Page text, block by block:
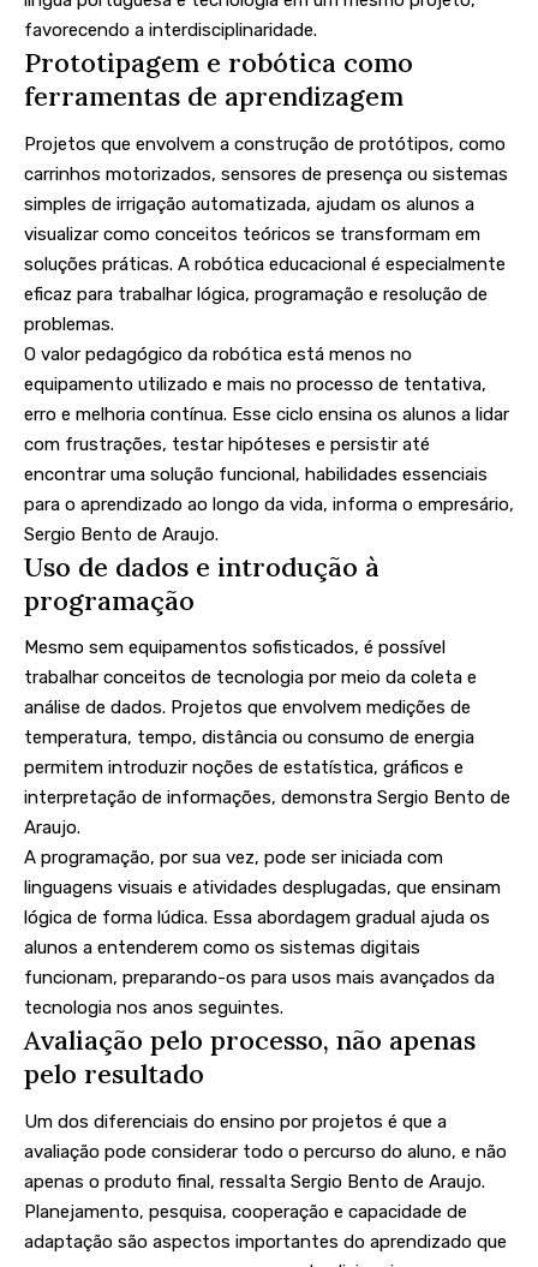
favorecendo a interdisciplinaridade.
Prototipagem e robótica como
ferramentas de aprendizagem
Projetos que envolvem a construção de protótipos, como
carrinhos motorizados, sensores de presença ou sistemas
simples de irrigação automatizada, ajudam os alunos a
visualizar como conceitos teóricos se transformam em
soluções práticas. A robótica educacional é especialmente
eficaz para trabalhar lógica, programação e resolução de
problemas.
O valor pedagógico da robótica está menos no
equipamento utilizado e mais no processo de tentativa,
erro e melhoria contínua. Esse ciclo ensina os alunos a lidar
com frustrações, testar hipóteses e persistir até
encontrar uma solução funcional, habilidades essenciais
para o aprendizado ao longo da vida, informa o empresário,
Sergio Bento de Araujo.
Uso de dados e introdução à
programação
Mesmo sem equipamentos sofisticados, é possível
trabalhar conceitos de tecnologia por meio da coleta e
análise de dados. Projetos que envolvem medições de
temperatura, tempo, distância ou consumo de energia
permitem introduzir noções de estatística, gráficos e
interpretação de informações, demonstra Sergio Bento de
Araujo.
A programação, por sua vez, pode ser iniciada com
linguagens visuais e atividades desplugadas, que ensinam
lógica de forma lúdica. Essa abordagem gradual ajuda os
alunos a entenderem como os sistemas digitais
funcionam, preparando-os para usos mais avançados da
tecnologia nos anos seguintes.
Avaliação pelo processo, não apenas
pelo resultado
Um dos diferenciais do ensino por projetos é que a
avaliação pode considerar todo o percurso do aluno, e não
apenas o produto final, ressalta Sergio Bento de Araujo.
Planejamento, pesquisa, cooperação e capacidade de
adaptação são aspectos importantes do aprendizado que